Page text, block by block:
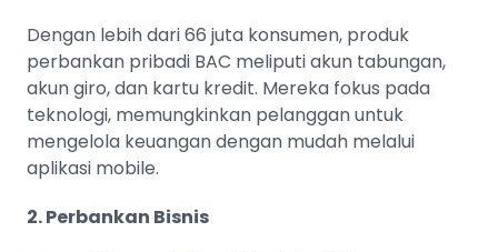
Dengan lebih dari 66 juta konsumen, produk
perbankan pribadi BAC meliputi akun tabungan,
akun giro, dan kartu kredit. Mereka fokus pada
teknologi, memungkinkan pelanggan untuk
mengelola keuangan dengan mudah melalui
aplikasi mobile.
2. Perbankan Bisnis